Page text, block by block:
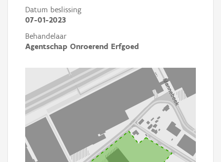
Datum beslissing
07-01-2023
Behandelaar
Agentschap Onroerend Erfgoed